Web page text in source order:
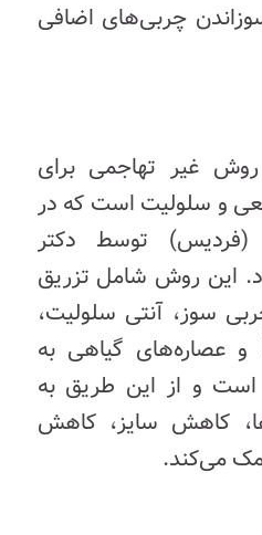
چربی‌های اضافی
غیر تهاجمی برای
و سلولیت است که در
(فردیس) توسط دکتر
این روش شامل تزریق
سوز، آنتی سلولیت،
و عصاره‌های گیاهی به
و از این طریق به
کاهش سایز، کاهش
می‌کند.